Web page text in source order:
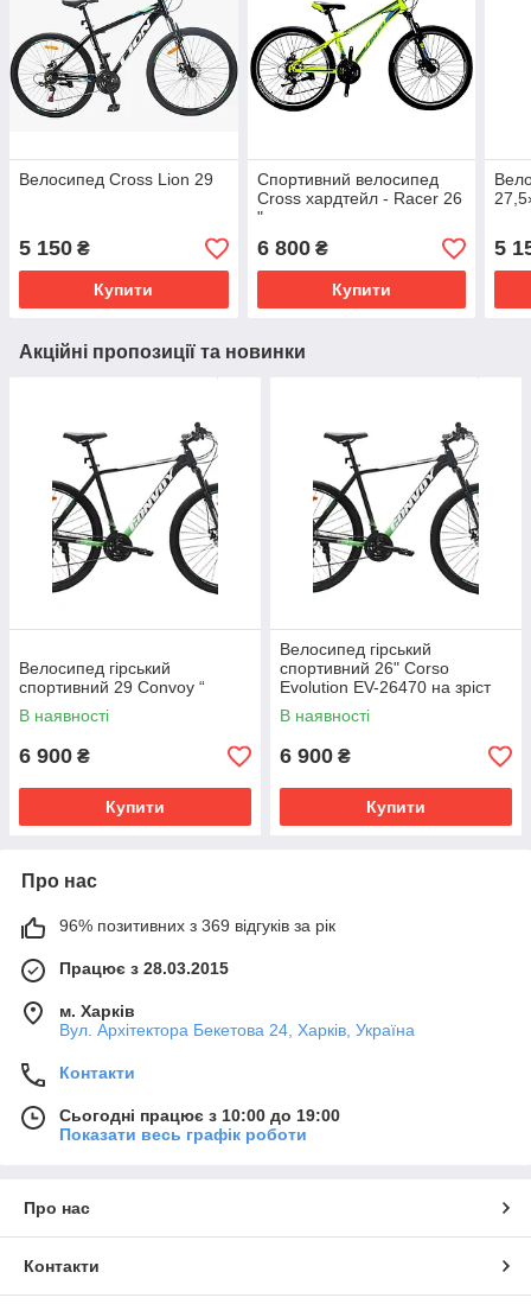
Велосипед Сross Lion 29
5 150 ₴
Купити
Спортивний велосипед
Сross хардтейл - Racer 26
"
6 800₴
Купити
5
Акційні пропозиції та новинки
Велосипед гірський
спортивний 29 Convoy “
В наявності
6 900 ₴
Купити
Велосипед гірський
спортивний 26" Corso
Evolution EV-26470 на зріст
130-145 см
В наявності
6 900 ₴
Купити
Про нас
96% позитивних з 369 відгуків за рік
Працює з 28.03.2015
м. Харків
Вул. Архітектора Бекетова 24, Харків, Україна
Контакти
Сьогодні працює з 10:00 до 19:00
Показати весь графік роботи
Про нас
Контакти